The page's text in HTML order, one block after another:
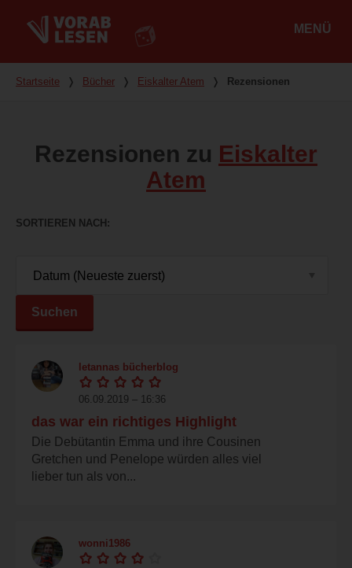
MENÜ
Du bist hier
Startseite ❭ Bücher ❭ Eiskalter Atem ❭ Rezensionen
Rezensionen zu Eiskalter
Atem
SORTIEREN NACH
Suchen
letannas bücherblog
06.09.2019 – 16:36
das war ein richtiges Highlight
Die Debütantin Emma und ihre Cousinen
Gretchen und Penelope würden alles viel
lieber tun als von...
wonni1986